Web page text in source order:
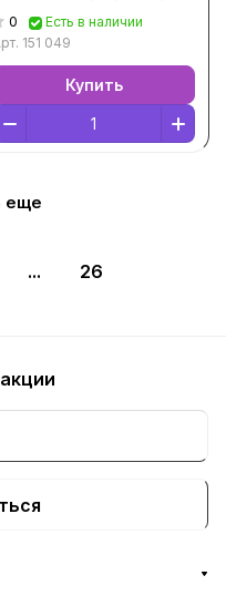
151 049]
0
Есть в наличии
151 049
Купить
еще
... 26